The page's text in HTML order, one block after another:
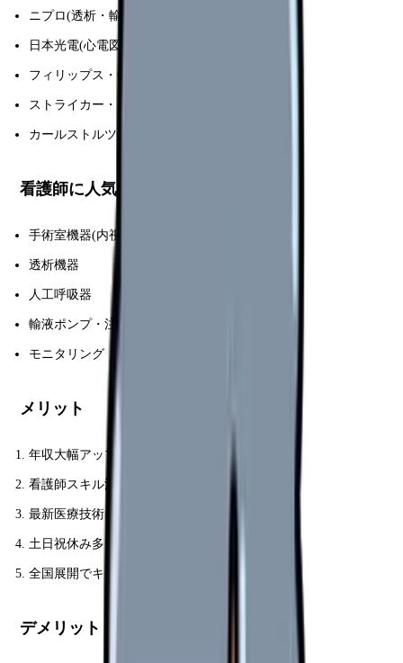
ニプロ(透析・輸液)
日本光電(心電図・モニタ)
フィリップス・GE(画像診断)
ストライカー・メドトロニック(整形外科)
カールストルツ(内視鏡)
看護師に人気の分野
手術室機器(内視鏡・ロボット支援)
透析機器
人工呼吸器
輸液ポンプ・注射器
モニタリング
メリット
年収大幅アップ
看護師スキル活用
最新医療技術に触れる
土日祝休み多い
全国展開でキャリアパス広い
デメリット